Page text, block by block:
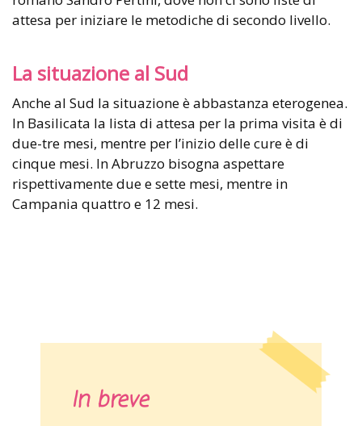
attesa per iniziare le metodiche di secondo livello.
La situazione al Sud
Anche al Sud la situazione è abbastanza eterogenea.
In Basilicata la lista di attesa per la prima visita è di
due-tre mesi, mentre per l’inizio delle cure è di
cinque mesi. In Abruzzo bisogna aspettare
rispettivamente due e sette mesi, mentre in
Campania quattro e 12 mesi.
In breve